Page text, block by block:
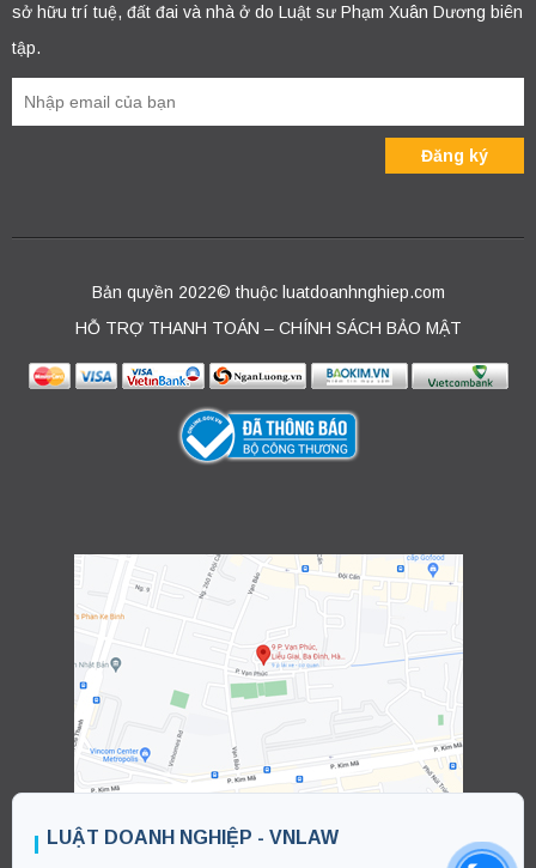
sở hữu trí tuệ, đất đai và nhà ở do Luật sư Phạm Xuân Dương biên
tập.
Bản quyền 2022© thuộc luatdoanhnghiep.com
HỖ TRỢ THANH TOÁN – CHÍNH SÁCH BẢO MẬT
LUẬT DOANH NGHIỆP - VNLAW